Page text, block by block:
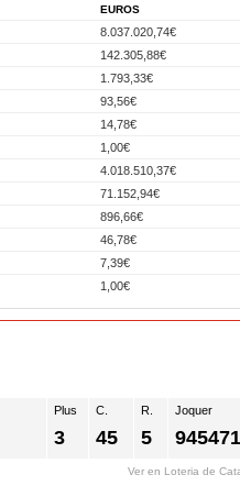
EUROS
8.037.020,74€
142.305,88€
1.793,33€
93,56€
14,78€
1,00€
4.018.510,37€
71.152,94€
896,66€
46,78€
7,39€
1,00€
Plus
3
C.
45
R.
5
Joquer
Ver en Loteria de